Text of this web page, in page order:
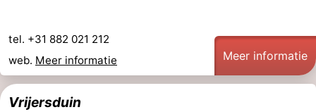
tel. +31 882 021 212
web. Meer informatie Meer informatie
Vrijersduin